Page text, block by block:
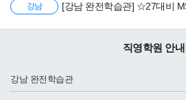
강남 [강남 완전학습관] ☆27대비
직영학원 안내
강남 완전학습관